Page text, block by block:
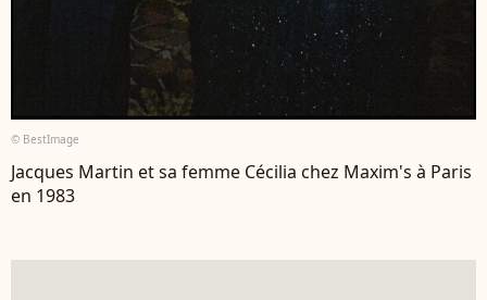
© BestImage
Jacques Martin et sa femme Cécilia chez Maxim's à Paris
en 1983